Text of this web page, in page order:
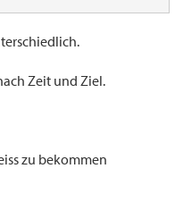
Zeit und Ziel.
zu bekommen